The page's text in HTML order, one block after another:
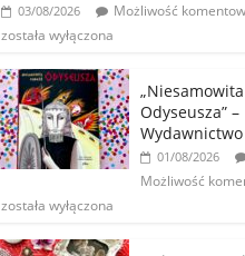
03/08/2026
Możliwość
została wyłączona
Odyseusza” –
Wydawnictwo
01/08/2026
Możliwość
została wyłączona